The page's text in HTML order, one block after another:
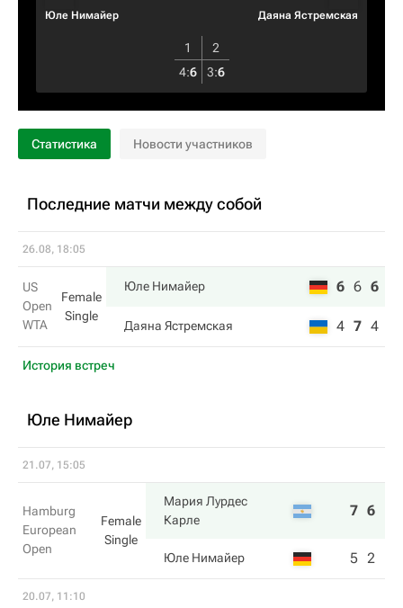
Юле Нимайер Даяна Ястремская
1
2
4:6 3:6
Статистика Новости участников
Последние матчи между собой
26.08, 18:05
US
Open
WTA
Female
Single
Юле Нимайер 6 6 6
Даяна Ястремская 4 7 4
История встреч
Юле Нимайер
21.07, 15:05
Hamburg
European
Open
Female
Single
Мария Лурдес
Карле
7 6
Юле Нимайер 5 2
20.07, 11:10